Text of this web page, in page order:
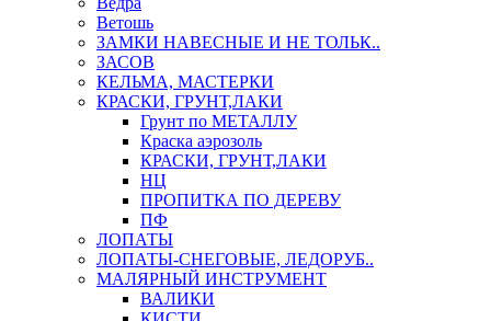
Ветошь
ЗАМКИ НАВЕСНЫЕ И НЕ ТОЛЬК..
ЗАСОВ
КЕЛЬМА, МАСТЕРКИ
КРАСКИ, ГРУНТ,ЛАКИ
Грунт по МЕТАЛЛУ
Краска аэрозоль
КРАСКИ, ГРУНТ,ЛАКИ
НЦ
ПРОПИТКА ПО ДЕРЕВУ
ПФ
ЛОПАТЫ
ЛОПАТЫ-СНЕГОВЫЕ, ЛЕДОРУБ..
МАЛЯРНЫЙ ИНСТРУМЕНТ
ВАЛИКИ